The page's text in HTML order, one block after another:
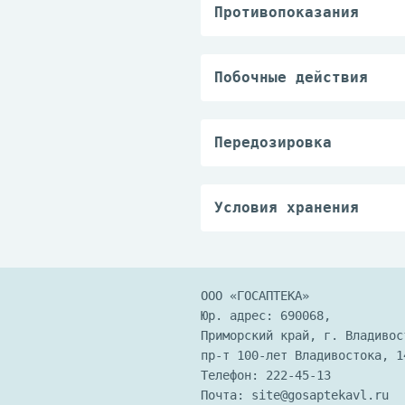
трансплантаты;
пеленок.
Противопоказания
Побочные действия
Передозировка
Условия хранения
ООО «ГОСАПТЕКА»
Юр. адрес: 690068,
Приморский край, г.
пр-т 100-лет Владивостока,
Телефон: 222-45-13
Почта: site@gosaptekavl.ru